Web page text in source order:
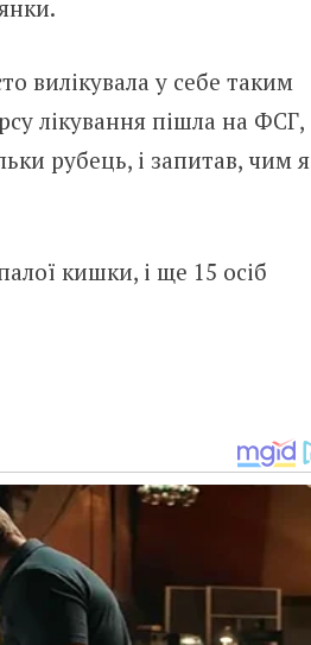
вилікувала у себе таким
лікування пішла на ФСГ,
рубець, і запитав, чим я
кишки, і ще 15 осіб